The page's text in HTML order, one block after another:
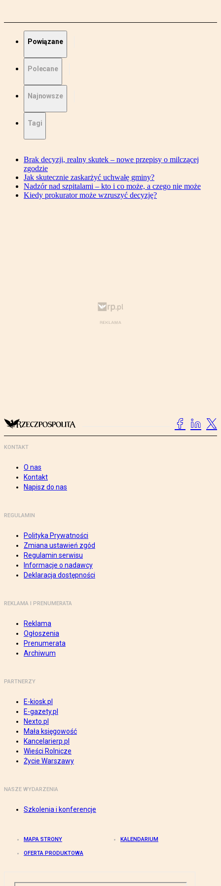
Powiązane
Polecane
Najnowsze
Tagi
Brak decyzji, realny skutek – nowe przepisy o milczącej
zgodzie
Jak skutecznie zaskarżyć uchwałę gminy?
Nadzór nad szpitalami – kto i co może, a czego nie może
Kiedy prokurator może wzruszyć decyzję?
KONTAKT
O nas
Kontakt
Napisz do nas
REGULAMIN
Polityka Prywatności
Zmiana ustawień zgód
Regulamin serwisu
Informacje o nadawcy
Deklaracja dostępności
REKLAMA I PRENUMERATA
Reklama
Ogłoszenia
Prenumerata
Archiwum
PARTNERZY
E-kiosk.pl
E-gazety.pl
Nexto.pl
Mała księgowość
Kancelarierp.pl
Wieści Rolnicze
Życie Warszawy
NASZE WYDARZENIA
Szkolenia i konferencje
MAPA STRONY KALENDARIUM
OFERTA PRODUKTOWA